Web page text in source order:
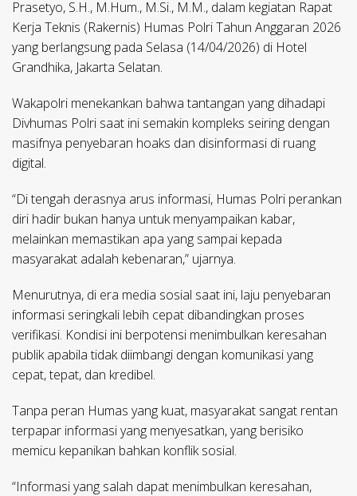
Prasetyo, S.H., M.Hum., M.Si., M.M., dalam kegiatan Rapat
Kerja Teknis (Rakernis) Humas Polri Tahun Anggaran 2026
yang berlangsung pada Selasa (14/04/2026) di Hotel
Grandhika, Jakarta Selatan.
Wakapolri menekankan bahwa tantangan yang dihadapi
Divhumas Polri saat ini semakin kompleks seiring dengan
masifnya penyebaran hoaks dan disinformasi di ruang
digital.
“Di tengah derasnya arus informasi, Humas Polri perankan
diri hadir bukan hanya untuk menyampaikan kabar,
melainkan memastikan apa yang sampai kepada
masyarakat adalah kebenaran,” ujarnya.
Menurutnya, di era media sosial saat ini, laju penyebaran
informasi seringkali lebih cepat dibandingkan proses
verifikasi. Kondisi ini berpotensi menimbulkan keresahan
publik apabila tidak diimbangi dengan komunikasi yang
cepat, tepat, dan kredibel.
Tanpa peran Humas yang kuat, masyarakat sangat rentan
terpapar informasi yang menyesatkan, yang berisiko
memicu kepanikan bahkan konflik sosial.
“Informasi yang salah dapat menimbulkan keresahan,